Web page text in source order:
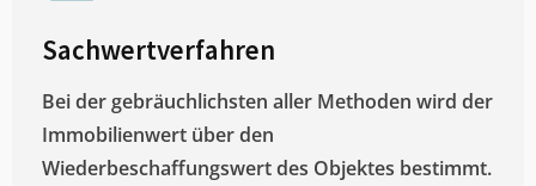
Sachwertverfahren
Bei der gebräuchlichsten aller Methoden wird der
Immobilienwert über den
Wiederbeschaffungswert des Objektes bestimmt.